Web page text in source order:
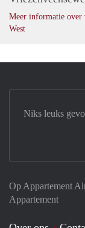
Meer informatie over
West
Op Appartement
Appartement
Niks leuks